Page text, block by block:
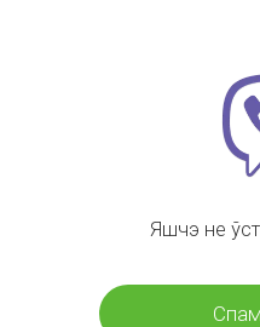
Яшчэ не